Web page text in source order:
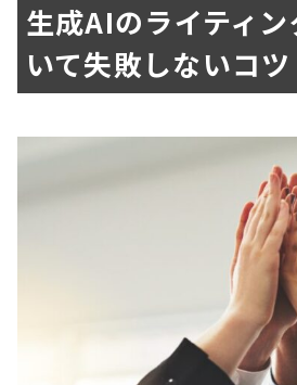
生成AIのライティ
いて失敗しないコツ